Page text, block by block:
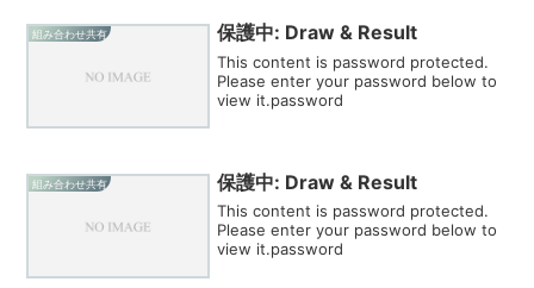
組み合わせ共有 保護中: Draw & Result
This content is password protected.
Please enter your password below to
view it.password
組み合わせ共有 保護中: Draw & Result
This content is password protected.
Please enter your password below to
view it.password